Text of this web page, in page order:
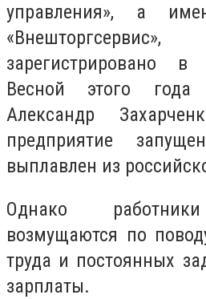
управления», а
зарегистрировано
Весной этого года
Александр
предприятие
выплавлен из
Однако
возмущаются по
труда и постоянных
зарплаты.